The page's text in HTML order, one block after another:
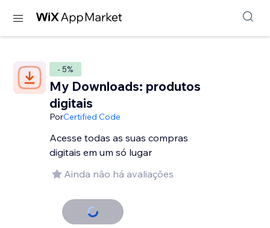
- 5%
My Downloads: produtos
digitais
PorCertified Code
Acesse todas as suas compras
digitais em um só lugar
Ainda não há avaliações